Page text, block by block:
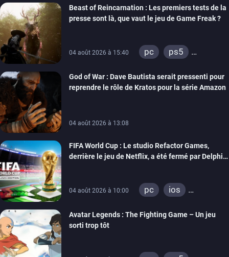
Beast of Reincarnation : Les premiers tests de la
presse sont là, que vaut le jeu de Game Freak ?
04 août 2026 à 15:40 pc
ps5
God of War : Dave Bautista serait pressenti pour
reprendre le rôle de Kratos pour la série Amazon
04 août 2026 à 13:08
FIFA World Cup : Le studio Refactor Games,
derrière le jeu de Netflix, a été fermé par Delphi
04 août 2026 à 10:00 pc
ios
Avatar Legends : The Fighting Game – Un jeu
sorti trop tôt